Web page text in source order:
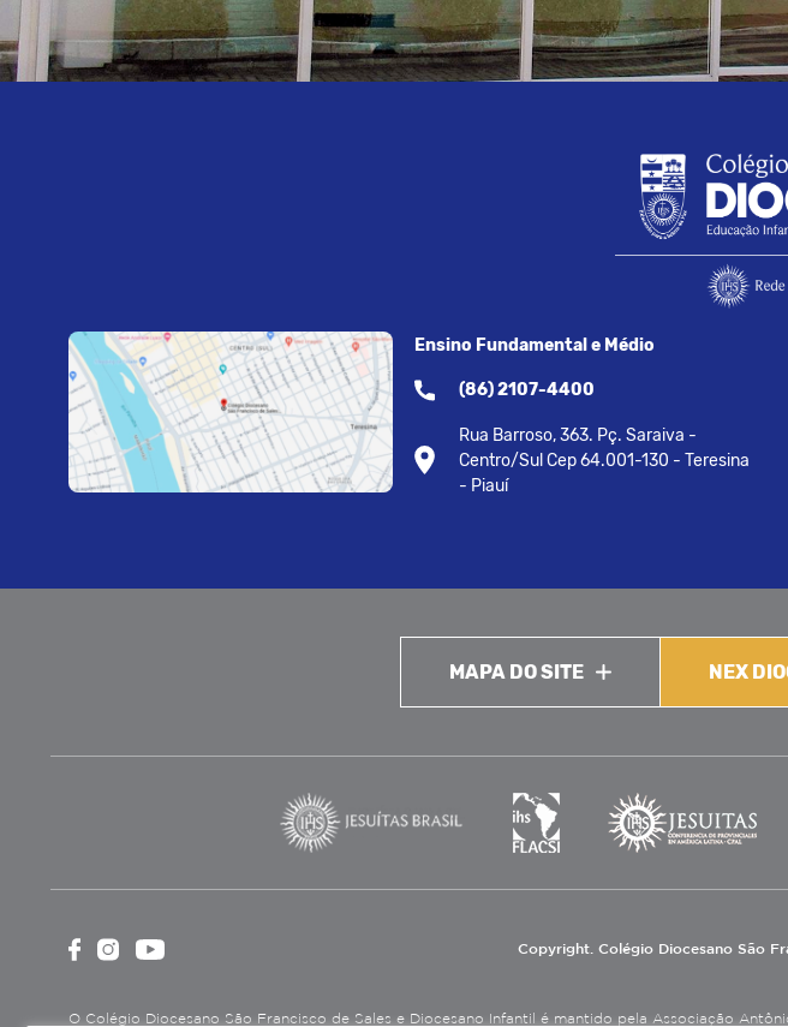
Ensino Fundamental e Médio
(86) 2107-4400
Rua Barroso, 363. Pç. Saraiva -
Centro/Sul Cep 64.001-130 - Teresina
- Piauí
MAPA DO SITE NEX
Copyright. Colégio Diocesano São
O Colégio Diocesano São Francisco de Sales e Diocesano Infantil é mantido pela Associação